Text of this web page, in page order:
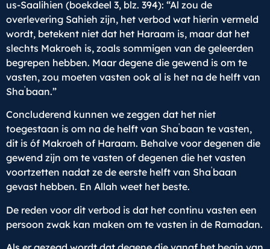
us-Saalihien (boekdeel 3, blz. 394): “Al zou de
overlevering Sahieh zijn, het verbod wat hierin vermeld
wordt, betekent niet dat het Haraam is, maar dat het
slechts Makroeh is, zoals sommigen van de geleerden
begrepen hebben. Maar degene die gewend is om te
vasten, zou moeten vasten ook al is het na de helft van
Shaʿbaan.”
Concluderend kunnen we zeggen dat het niet
toegestaan is om na de helft van Shaʿbaan te vasten,
dit is óf Makroeh of Haraam. Behalve voor degenen die
gewend zijn om te vasten of degenen die het vasten
voortzetten nadat ze de eerste helft van Shaʿbaan
gevast hebben. En Allah weet het beste.
De reden voor dit verbod is dat het continu vasten een
persoon zwak kan maken om te vasten in de Ramadan.